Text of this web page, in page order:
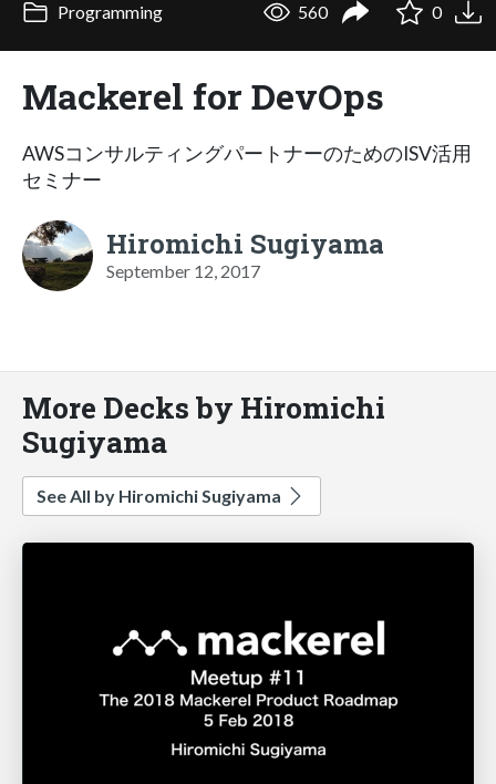
Programming 560 0
Mackerel for DevOps
AWSコンサルティングパートナーのためのISV活用
セミナー
Hiromichi Sugiyama
September 12, 2017
More Decks by Hiromichi
Sugiyama
See All by Hiromichi Sugiyama